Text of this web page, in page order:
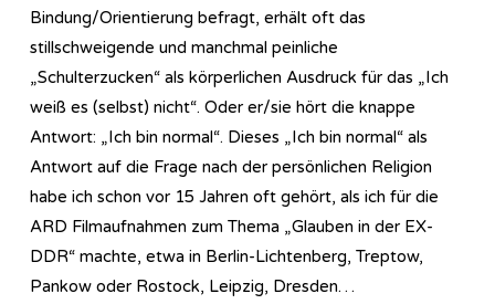
Bindung/Orientierung befragt, erhält oft das
stillschweigende und manchmal peinliche
„Schulterzucken“ als körperlichen Ausdruck für das „Ich
weiß es (selbst) nicht“. Oder er/sie hört die knappe
Antwort: „Ich bin normal“. Dieses „Ich bin normal“ als
Antwort auf die Frage nach der persönlichen Religion
habe ich schon vor 15 Jahren oft gehört, als ich für die
ARD Filmaufnahmen zum Thema „Glauben in der EX-
DDR“ machte, etwa in Berlin-Lichtenberg, Treptow,
Pankow oder Rostock, Leipzig, Dresden…